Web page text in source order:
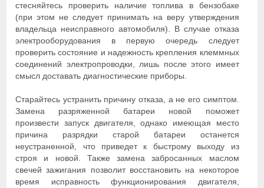
стесняйтесь проверить наличие топлива в бензобаке
(при этом не следует принимать на веру утверждения
владельца неисправного автомобиля). В случае отказа
электрооборудования в первую очередь следует
проверить состояние и надежность крепления клеммных
соединений электропроводки, лишь после этого имеет
смысл доставать диагностические приборы.
Старайтесь устранить причину отказа, а не его симптом.
Замена разряженной батареи новой поможет
произвести запуск двигателя, однако имеющая место
причина разрядки старой батареи останется
неустраненной, что приведет к быстрому выходу из
строя и новой. Также замена забросанных маслом
свечей зажигания позволит восстановить на некоторое
время исправность функционирования двигателя,